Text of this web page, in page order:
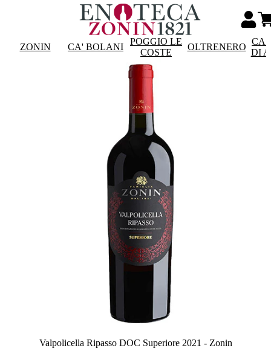
ZONIN CA' BOLANI
POGGIO LE
COSTE
OLTRENERO
DI
Valpolicella Ripasso DOC Superiore 2021 - Zonin